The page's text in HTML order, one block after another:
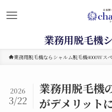
業務用脱毛機
業務用脱毛機ならシャルム脱毛機4000Wス
業務用脱毛機
がデメリット
2026
3/22